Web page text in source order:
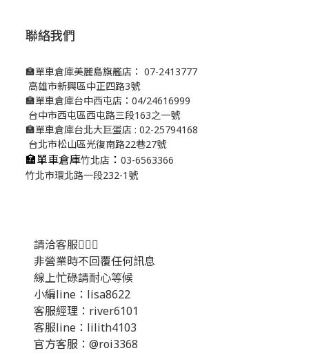
聯絡我們
🏣單車倉庫美麗島旗艦店： 07-2413777
高雄市新興區中正四路3號
🏣單車倉庫台中西屯店：04/24616999
台中市西屯區西屯路三段163之一號
🏣單車倉庫台北大巨蛋店 : 02-25794168
台北市松山區光復南路22巷27號
🏣單車倉庫竹北店 ： 03-6563366
竹北市環北路一段232-1號
請洽客服💁🏻‍♂️
非營業時不回覆任何訊息
線上忙碌請耐心等候
小編line：lisa8622
客服經理：river6101
客服line：lilith4103
官方客服：@roi3368